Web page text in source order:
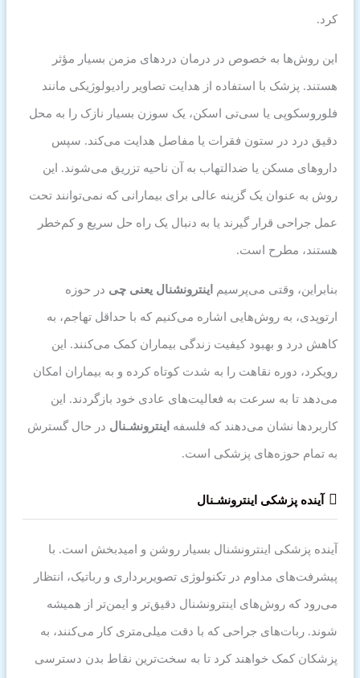
کرد.
این روش‌ها به خصوص در درمان دردهای مزمن بسیار مؤثر
هستند. پزشک با استفاده از هدایت تصاویر رادیولوژیکی مانند
فلوروسکوپی یا سی‌تی اسکن، یک سوزن بسیار نازک را به محل
دقیق درد در ستون فقرات یا مفاصل هدایت می‌کند. سپس
داروهای مسکن یا ضدالتهاب به آن ناحیه تزریق می‌شوند. این
روش به عنوان یک گزینه عالی برای بیمارانی که نمی‌توانند تحت
عمل جراحی قرار گیرند یا به دنبال یک راه حل سریع و کم‌خطر
هستند، مطرح است.
بنابراین، وقتی می‌پرسیم اینترونشنال یعنی چی در حوزه
ارتوپدی، به روش‌هایی اشاره می‌کنیم که با حداقل تهاجم، به
کاهش درد و بهبود کیفیت زندگی بیماران کمک می‌کنند. این
رویکرد، دوره نقاهت را به شدت کوتاه کرده و به بیماران امکان
می‌دهد تا به سرعت به فعالیت‌های عادی خود بازگردند. این
کاربردها نشان می‌دهند که فلسفه اینترونشـنال در حال گسترش
به تمام حوزه‌های پزشکی است.
آینده پزشکی اینترونشـنال
آینده پزشکی اینترونشنال بسیار روشن و امیدبخش است. با
پیشرفت‌های مداوم در تکنولوژی تصویربرداری و رباتیک، انتظار
می‌رود که روش‌های اینترونشنال دقیق‌تر و ایمن‌تر از همیشه
شوند. ربات‌های جراحی که با دقت میلی‌متری کار می‌کنند، به
پزشکان کمک خواهند کرد تا به سخت‌ترین نقاط بدن دسترسی